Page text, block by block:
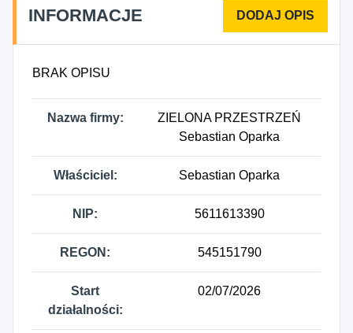
8123B - Pozostała działalność związana ze
INFORMACJE
BRAK OPISU
Nazwa firmy:
ZIELONA PRZESTRZEŃ
Sebastian Oparka
Właściciel: Sebastian Oparka
NIP: 5611613390
REGON: 545151790
Start
działalności:
02/07/2026